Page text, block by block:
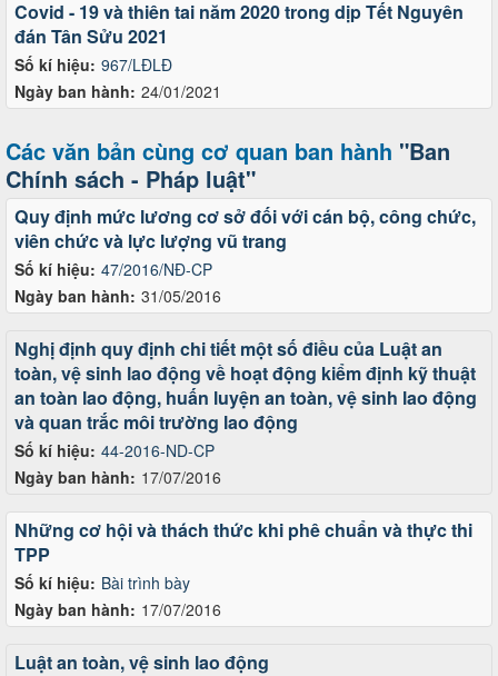
Số kí hiệu: 967/LĐLĐ
Ngày ban hành: 24/01/2021
Covid - 19 và thiên tai năm 2020 trong dịp Tết Nguyên
đán Tân Sửu 2021
Các văn bản cùng cơ quan ban hành "Ban
Chính sách - Pháp luật"
Số kí hiệu: 47/2016/NĐ-CP
Ngày ban hành: 31/05/2016
Quy định mức lương cơ sở đối với cán bộ, công chức,
viên chức và lực lượng vũ trang
Số kí hiệu: 44-2016-ND-CP
Ngày ban hành: 17/07/2016
Nghị định quy định chi tiết một số điều của Luật an
toàn, vệ sinh lao động về hoạt động kiểm định kỹ thuật
an toàn lao động, huấn luyện an toàn, vệ sinh lao động
và quan trắc môi trường lao động
Số kí hiệu: Bài trình bày
Ngày ban hành: 17/07/2016
Những cơ hội và thách thức khi phê chuẩn và thực thi
TPP
Luật an toàn, vệ sinh lao động